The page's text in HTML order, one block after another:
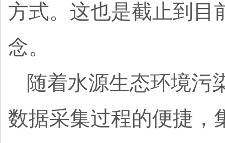
方式。这也是截止到目
念。
随着水源生态环境污
数据采集过程的便捷，